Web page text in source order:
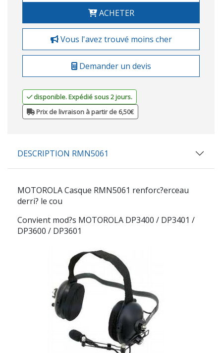
ACHETER
Vous l'avez trouvé moins cher
Demander un devis
disponible. Expédié sous 2 jours.
Prix de livraison à partir de 6,50€
DESCRIPTION RMN5061
MOTOROLACasque RMN5061 renforc?erceau
derri? le cou
Convient mod?s MOTOROLA DP3400 / DP3401 /
DP3600 / DP3601